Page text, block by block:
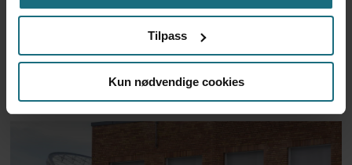
Tilpass
Kun nødvendige cookies
Ebolautbruddet:
Helsearbeidere protesterer
mot manglende lønn